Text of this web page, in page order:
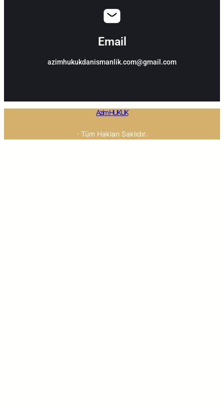
Email
azimhukukdanismanlik.com@gmail.com
Azim HUKUK
· Tüm Hakları Saklıdır.